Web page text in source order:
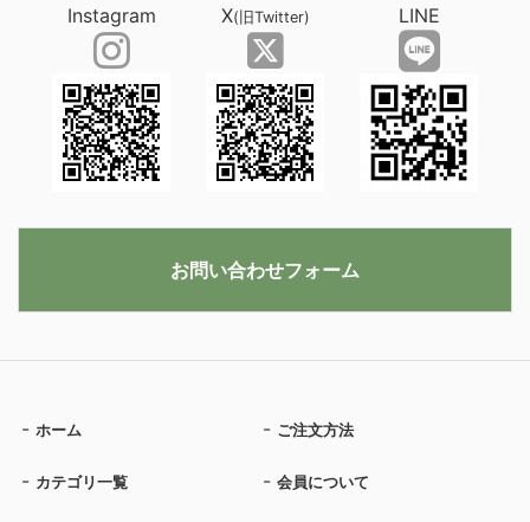
ホーム ご注文方法
カテゴリ一覧 会員について
Instagram X(旧Twitter) LINE
お問い合わせフォーム